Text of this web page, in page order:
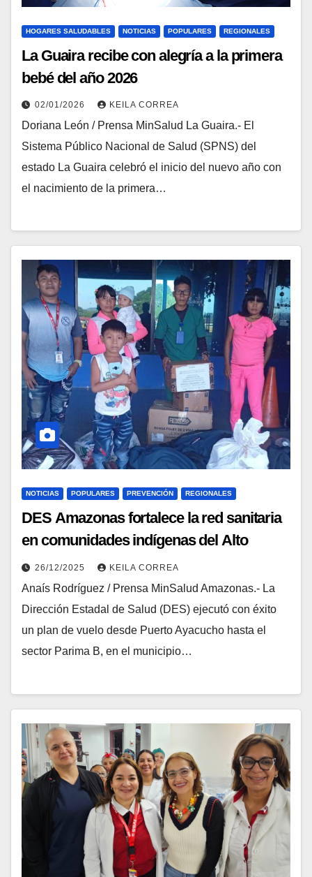
HOGARES SALUDABLES NOTICIAS POPULARES REGIONALES
La Guaira recibe con alegría a la primera
bebé del año 2026
02/01/2026 KEILA CORREA
Doriana León / Prensa MinSalud La Guaira.- El
Sistema Público Nacional de Salud (SPNS) del
estado La Guaira celebró el inicio del nuevo año con
el nacimiento de la primera…
NOTICIAS POPULARES PREVENCIÓN REGIONALES
DES Amazonas fortalece la red sanitaria
en comunidades indígenas del Alto
Orinoco
26/12/2025 KEILA CORREA
Anaís Rodríguez / Prensa MinSalud Amazonas.- La
Dirección Estadal de Salud (DES) ejecutó con éxito
un plan de vuelo desde Puerto Ayacucho hasta el
sector Parima B, en el municipio…